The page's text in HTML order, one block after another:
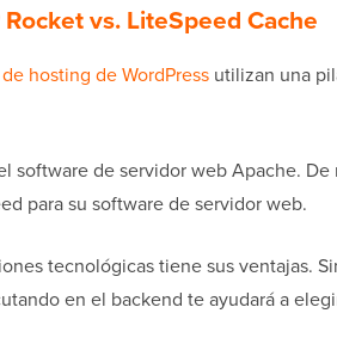
vs. LiteSpeed Cache
hosting de WordPress utilizan una
software de servidor web Apache. De
para su software de servidor web.
tecnológicas tiene sus ventajas.
en el backend te ayudará a